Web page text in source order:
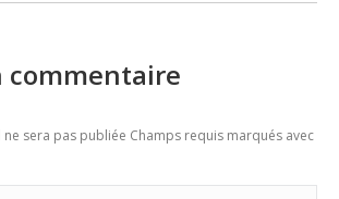
commentaire
sera pas publiée Champs requis marqués avec